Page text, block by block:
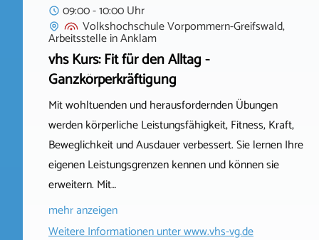
09:00 - 10:00 Uhr
Volkshochschule Vorpommern-Greifswald,
ArbeitsstelleinAnklam
vhs Kurs: Fit für den Alltag -
Ganzkörperkräftigung
Mit wohltuenden und herausfordernden Übungen
werden körperliche Leistungsfähigkeit, Fitness, Kraft,
Beweglichkeit und Ausdauer verbessert. Sie lernen Ihre
eigenen Leistungsgrenzen kennen und können sie
erweitern. Mit…
mehr anzeigen
Weitere Informationen unterwww.vhs-vg.de